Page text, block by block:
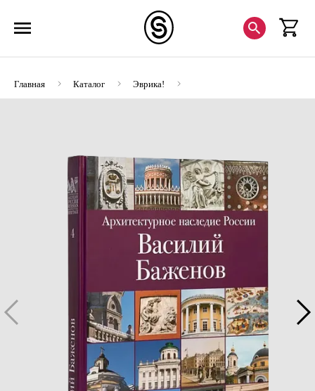
Главная Каталог
Эврика!
АНР. Василий Баженов. Том 4 (ЭВРИКА!)